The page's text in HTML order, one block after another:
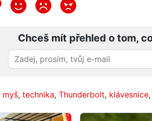
Chceš mít přehled o tom,
myš, technika, Thunderbolt, klávesnice,